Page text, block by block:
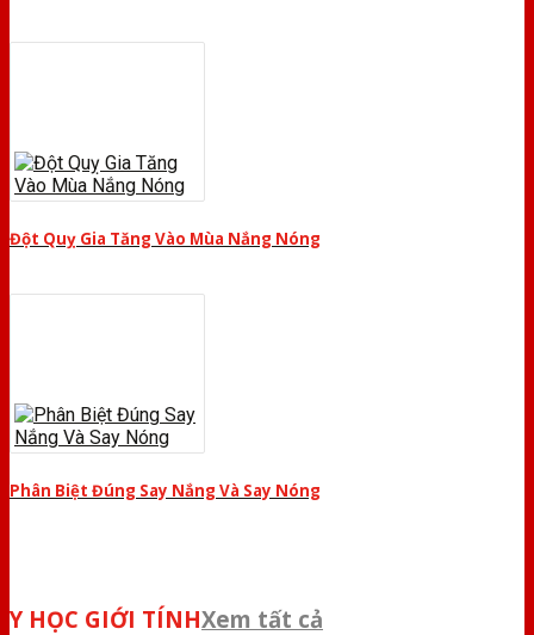
Đột Quỵ Gia Tăng Vào Mùa Nắng Nóng
Phân Biệt Đúng Say Nắng Và Say Nóng
Y HỌC GIỚI TÍNHXem tất cả